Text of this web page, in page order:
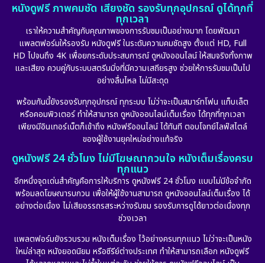
หนังดูฟรี ภาพคมชัด เสียงชัด รองรับทุกอุปกรณ์ ดูได้ทุกที่
ทุกเวลา
เราให้ความสำคัญกับคุณภาพของการรับชมเป็นอย่างมาก โดยพัฒนา
แพลตฟอร์มให้รองรับ หนังดูฟรี ในระดับความคมชัดสูง ตั้งแต่ HD, Full
HD ไปจนถึง 4K เพื่อยกระดับประสบการณ์ ดูหนังออนไลน์ ให้สมจริงทั้งภาพ
และเสียง ควบคู่กับระบบสตรีมมิ่งที่มีความเสถียรสูง ช่วยให้การรับชมเป็นไป
อย่างลื่นไหล ไม่มีสะดุด
พร้อมกันนี้ยังรองรับทุกอุปกรณ์ ทุกระบบ ไม่ว่าจะเป็นสมาร์ทโฟน แท็บเล็ต
หรือคอมพิวเตอร์ ทำให้สามารถ ดูหนังออนไลน์เต็มเรื่อง ได้ทุกที่ทุกเวลา
เพียงมีอินเทอร์เน็ตก็เข้าถึง หนังฟรีออนไลน์ ได้ทันที ตอบโจทย์ไลฟ์สไตล์
ของผู้ใช้งานยุคใหม่อย่างแท้จริง
ดูหนังฟรี 24 ชั่วโมง ไม่มีโฆษณากวนใจ หนังเต็มเรื่องครบ
ทุกแนว
อีกหนึ่งจุดเด่นสำคัญคือการให้บริการ ดูหนังฟรี 24 ชั่วโมง แบบไม่มีข้อจำกัด
พร้อมลดโฆษณารบกวน เพื่อให้ผู้ใช้งานสามารถ ดูหนังออนไลน์เต็มเรื่อง ได้
อย่างต่อเนื่อง ไม่เสียอรรถรสระหว่างรับชม รองรับการดูได้ยาวต่อเนื่องทุก
ช่วงเวลา
แพลตฟอร์มยังรวบรวม หนังเต็มเรื่อง ไว้อย่างครบทุกแนว ไม่ว่าจะเป็นหนัง
ใหม่ล่าสุด หนังยอดนิยม หรือซีรีย์ต่างประเทศ ทำให้สามารถเลือก หนังดูฟรี